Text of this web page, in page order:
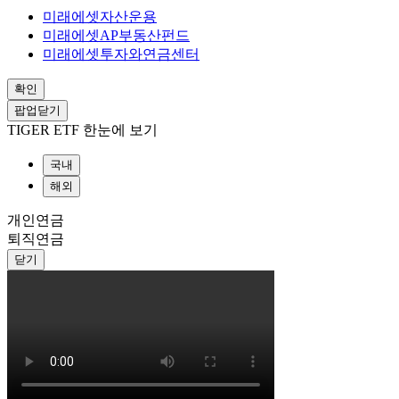
미래에셋자산운용
미래에셋AP부동산펀드
미래에셋투자와연금센터
확인
팝업닫기
TIGER ETF 한눈에 보기
국내
해외
개인연금
퇴직연금
닫기